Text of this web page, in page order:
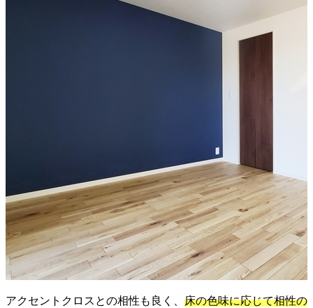
アクセントクロスとの相性も良く、 床の色味に応じて相性の